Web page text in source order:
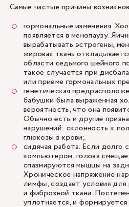
Самые частые причины
гормональные изменения.
появляется в менопаузу.
вырабатывать эстрогены,
жировая ткань
области седьмого шейного
такое случается при
или приеме гормональных
генетическая
бабушки была выраженная
вероятность, что она
Обычно есть и другие
нарушений: склонность к
глюкозы в крови;
сидячая работа. Если долго
компьютером, голова
спазмируются мышцы на
Хроническое напряжение
лимфы, создает условия для
и фиброзной ткани.
уплотняется, и